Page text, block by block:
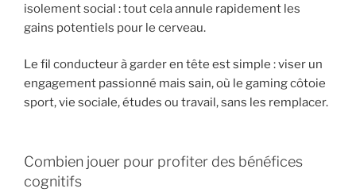
isolement social : tout cela annule rapidement les
gains potentiels pour le cerveau.
Le fil conducteur à garder en tête est simple : viser un
engagement passionné mais sain, où le gaming côtoie
sport, vie sociale, études ou travail, sans les remplacer.
Combien jouer pour profiter des bénéfices
cognitifs